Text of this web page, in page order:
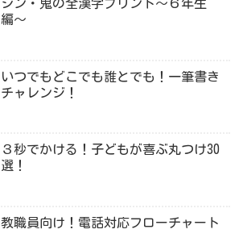
シン・鬼の全漢字プリント〜６年生
編〜
いつでもどこでも誰とでも！一筆書き
チャレンジ！
３秒でかける！子どもが喜ぶ丸つけ30
選！
教職員向け！電話対応フローチャート